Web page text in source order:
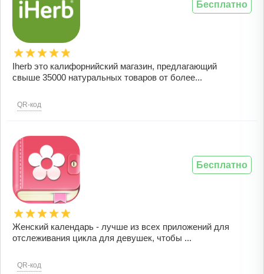
Iherb это калифорнийский магазин, предлагающий
свыше 35000 натуральных товаров от более...
QR-код
Бесплатно
Женский календарь - лучше из всех приложений для
отслеживания цикла для девушек, чтобы ...
QR-код
Бесплатно